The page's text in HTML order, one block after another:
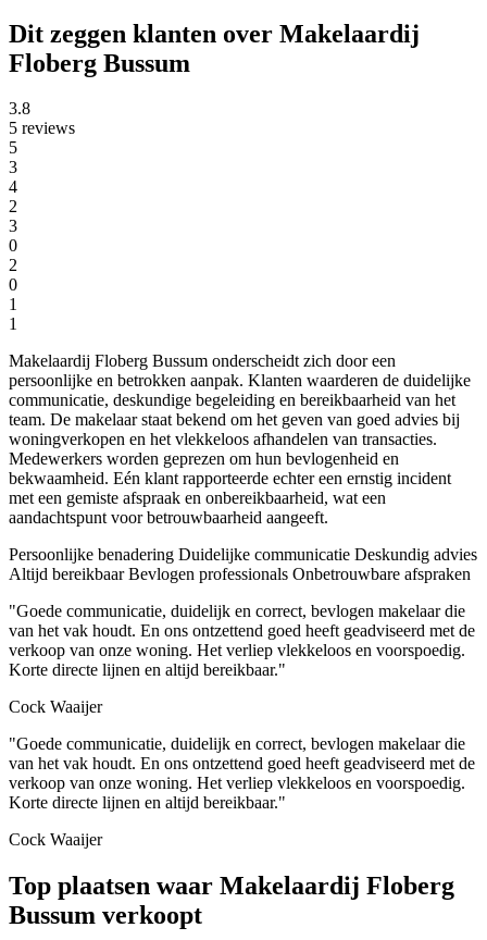
Dit zeggen klanten over Makelaardij
Floberg Bussum
3.8
5 reviews
5
3
4
2
3
0
2
0
1
1
Makelaardij Floberg Bussum onderscheidt zich door een
persoonlijke en betrokken aanpak. Klanten waarderen de duidelijke
communicatie, deskundige begeleiding en bereikbaarheid van het
team. De makelaar staat bekend om het geven van goed advies bij
woningverkopen en het vlekkeloos afhandelen van transacties.
Medewerkers worden geprezen om hun bevlogenheid en
bekwaamheid. Eén klant rapporteerde echter een ernstig incident
met een gemiste afspraak en onbereikbaarheid, wat een
aandachtspunt voor betrouwbaarheid aangeeft.
Persoonlijke benadering Duidelijke communicatie Deskundig advies
Altijd bereikbaarBevlogen professionals Onbetrouwbare afspraken
"Goede communicatie, duidelijk en correct, bevlogen makelaar die
van het vak houdt. En ons ontzettend goed heeft geadviseerd met de
verkoop van onze woning. Het verliep vlekkeloos en voorspoedig.
Korte directe lijnen en altijd bereikbaar."
Cock Waaijer
"Goede communicatie, duidelijk en correct, bevlogen makelaar die
van het vak houdt. En ons ontzettend goed heeft geadviseerd met de
verkoop van onze woning. Het verliep vlekkeloos en voorspoedig.
Korte directe lijnen en altijd bereikbaar."
Cock Waaijer
Top plaatsen waar Makelaardij Floberg
Bussum verkoopt